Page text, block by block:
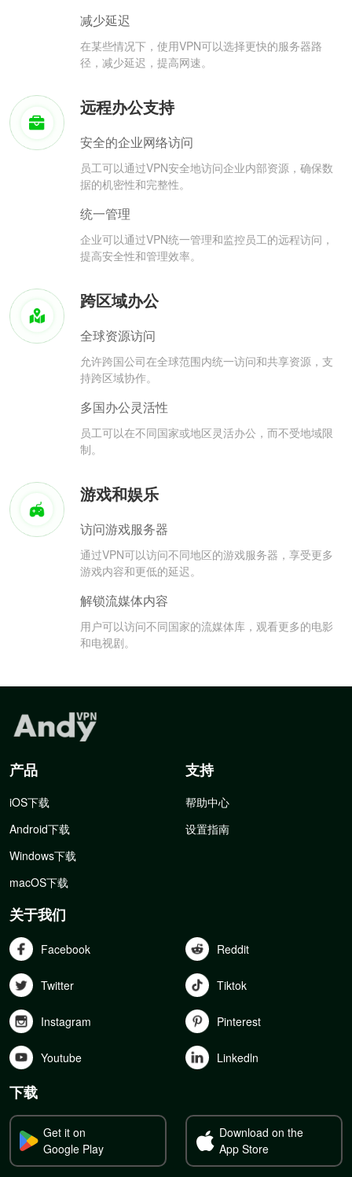
减少延迟
在某些情况下，使用VPN可以选择更快的服务器路
径，减少延迟，提高网速。
远程办公支持
安全的企业网络访问
员工可以通过VPN安全地访问企业内部资源，确保数
据的机密性和完整性。
统一管理
企业可以通过VPN统一管理和监控员工的远程访问，
提高安全性和管理效率。
跨区域办公
全球资源访问
允许跨国公司在全球范围内统一访问和共享资源，支
持跨区域协作。
多国办公灵活性
员工可以在不同国家或地区灵活办公，而不受地域限
制。
游戏和娱乐
访问游戏服务器
通过VPN可以访问不同地区的游戏服务器，享受更多
游戏内容和更低的延迟。
解锁流媒体内容
用户可以访问不同国家的流媒体库，观看更多的电影
和电视剧。
产品
iOS下载
Android下载
Windows下载
macOS下载
支持
帮助中心
设置指南
关于我们
Facebook Reddit
Twitter Tiktok
Instagram Pinterest
Youtube Linkedln
下载
Get it on
Google Play
Download on the
App Store